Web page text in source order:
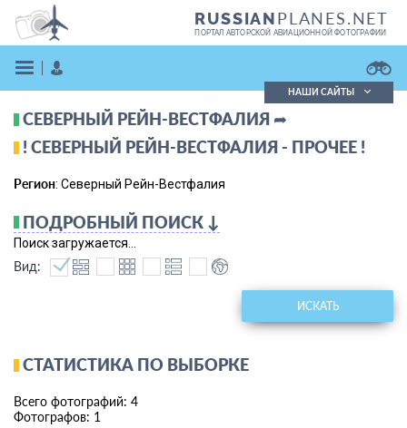
RUSSIANPLANES.NET
ПОРТАЛ АВТОРСКОЙ АВИАЦИОННОЙ ФОТОГРАФИИ
ВОЙТИ
ЗАРЕГИСТРИРОВАТЬСЯ
Поиск фотографий
Поиск в реестре
НАШИ САЙТЫ
СЕВЕРНЫЙ РЕЙН-ВЕСТФАЛИЯ ➦
! СЕВЕРНЫЙ РЕЙН-ВЕСТФАЛИЯ - ПРОЧЕЕ !
Регион: Северный Рейн-Вестфалия
ПОДРОБНЫЙ ПОИСК ↓
Поиск загружается...
Вид:
ИСКАТЬ
СТАТИСТИКА ПО ВЫБОРКЕ
Всего фотографий: 4
Фотографов: 1